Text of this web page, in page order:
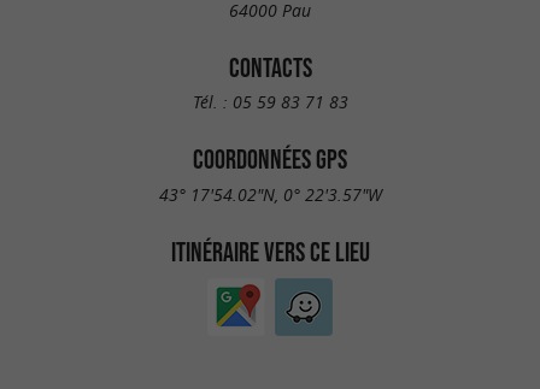
64000 Pau
CONTACTS
Tél. : 05 59 83 71 83
COORDONNÉES GPS
43° 17'54.02"N, 0° 22'3.57"W
ITINÉRAIRE VERS CE LIEU